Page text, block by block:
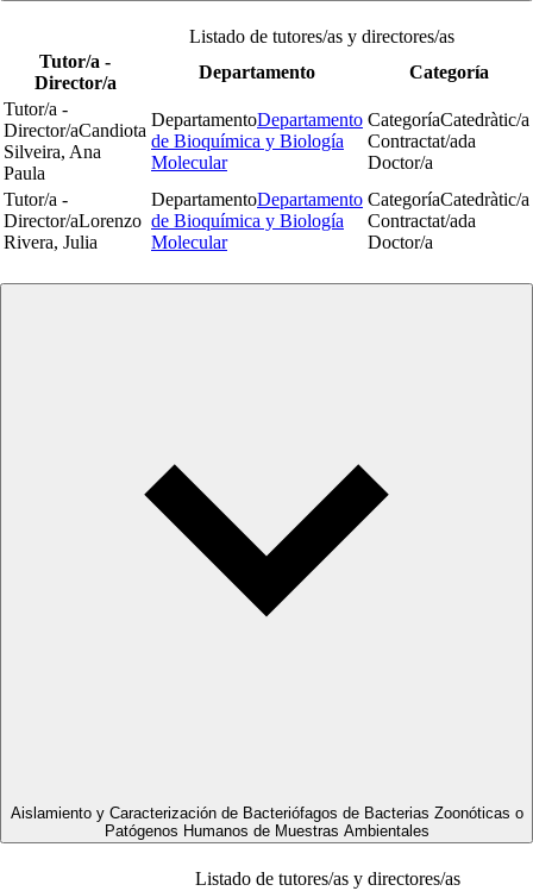
Listado de tutores/as y directores/as
Tutor/a -
Director/a
Departamento
Categoría
Tutor/a -
Director/aCandiota
Silveira, Ana
Paula
DepartamentoDepartamento
de Bioquímica y Biología
Molecular
CategoríaCatedràtic/a
Contractat/ada
Doctor/a
Tutor/a -
Director/aLorenzo
Rivera, Julia
DepartamentoDepartamento
de Bioquímica y Biología
Molecular
CategoríaCatedràtic/a
Contractat/ada
Doctor/a
Aislamiento y Caracterización de Bacteriófagos de Bacterias Zoonóticas o
Patógenos Humanos de Muestras Ambientales
Listado de tutores/as y directores/as